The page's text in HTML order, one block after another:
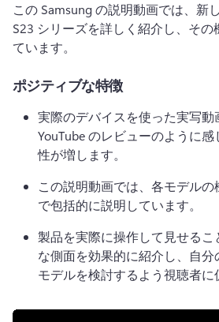
この Samsung の説明動画では、新
S23 シリーズを詳しく紹介し、その
ています。
ポジティブな特徴
実際のデバイスを使った実写動
YouTube のレビューのように
性が増します。
この説明動画では、各モデル
で包括的に説明しています。
製品を実際に操作して見せるこ
な側面を効果的に紹介し、自
モデルを検討するよう視聴者に